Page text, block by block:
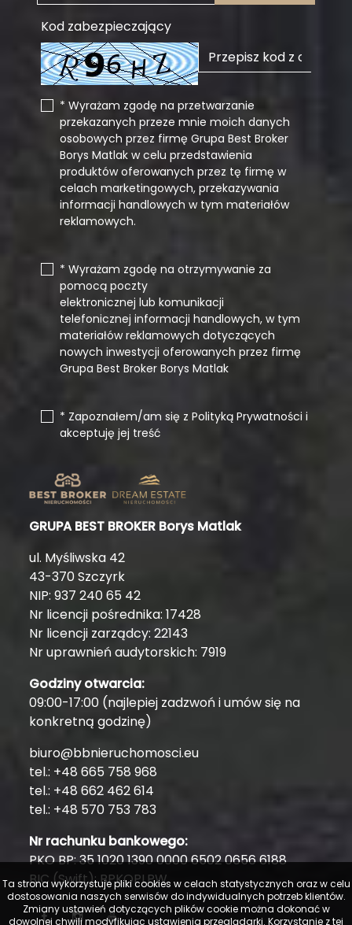
GRUPA BEST BROKER Borys Matlak
ul. Myśliwska 42
43-370 Szczyrk
NIP: 937 240 65 42
Nr licencji pośrednika: 17428
Nr licencji zarządcy: 22143
Nr uprawnień audytorskich: 7919
Godziny otwarcia:
09:00-17:00 (najlepiej zadzwoń i umów się na
konkretną godzinę)
biuro@bbnieruchomosci.eu
tel.: +48 665 758 968
tel.: +48 662 462 614
tel.: +48 570 753 783
Nr rachunku bankowego:
PKO BP: 35 1020 1390 0000 6502 0656 6188
BIC (Swift): BPKOPLPW
Kod zabezpieczający
* Wyrażam zgodę na przetwarzanie
przekazanych przeze mnie moich danych
osobowych przez firmę Grupa Best Broker
Borys Matlak w celu przedstawienia
produktów oferowanych przez tę firmę w
celach marketingowych, przekazywania
informacji handlowych w tym materiałów
reklamowych.
* Wyrażam zgodę na otrzymywanie za
pomocą poczty
elektronicznej lub komunikacji
telefonicznej informacji handlowych, w tym
materiałów reklamowych dotyczących
nowych inwestycji oferowanych przez firmę
Grupa Best Broker Borys Matlak
* Zapoznałem/am się z Polityką Prywatności i
akceptuję jej treść
Ta strona wykorzystuje pliki cookies w celach statystycznych oraz w celu
dostosowania naszych serwisów do indywidualnych potrzeb klientów.
Zmiany ustawień dotyczących plików cookie można dokonać w
dowolnej chwili modyfikując ustawienia przeglądarki. Korzystanie z tej